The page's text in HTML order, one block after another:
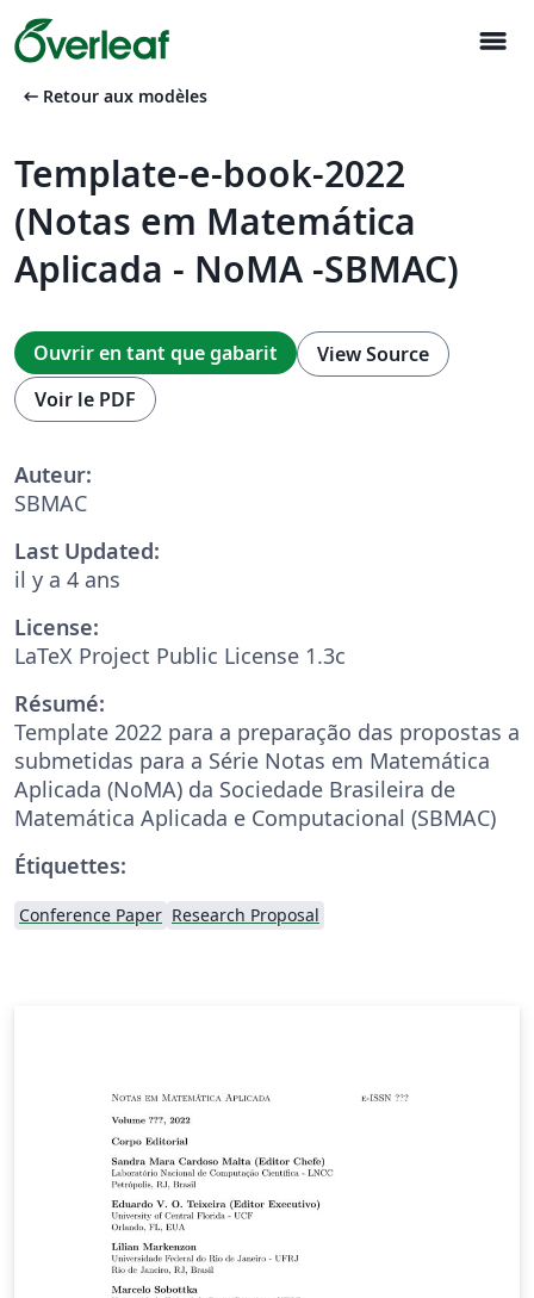
menu
arrow_left_alt Retour aux modèles
Template-e-book-2022
(Notas em Matemática
Aplicada - NoMA -SBMAC)
Ouvrir en tant que gabarit
View Source
Voir le PDF
Auteur:
SBMAC
Last Updated:
il y a 4 ans
License:
LaTeX Project Public License 1.3c
Résumé:
Template 2022 para a preparação das propostas a
submetidas para a Série Notas em Matemática
Aplicada (NoMA) da Sociedade Brasileira de
Matemática Aplicada e Computacional (SBMAC)
Étiquettes:
Conference Paper Research Proposal